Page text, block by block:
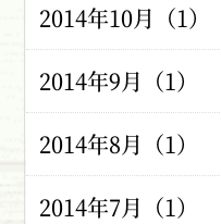
2014年10月（1）
2014年9月（1）
2014年8月（1）
2014年7月（1）